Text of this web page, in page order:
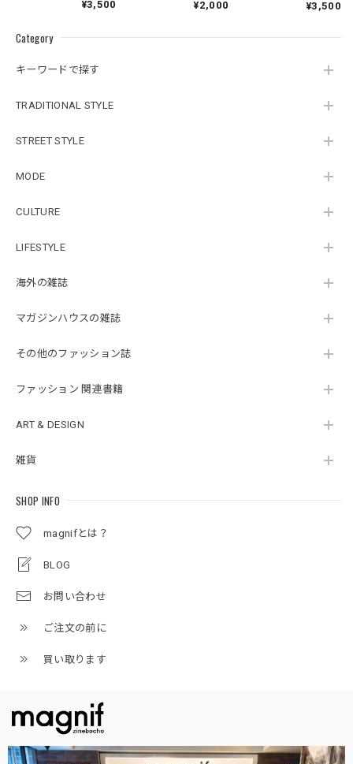
Category
キーワードで探す
TRADITIONAL STYLE
STREET STYLE
MODE
CULTURE
LIFESTYLE
海外の雑誌
マガジンハウスの雑誌
その他のファッション誌
ファッション 関連書籍
ART & DESIGN
雑貨
SHOP INFO
magnifとは？
BLOG
お問い合わせ
ご注文の前に
買い取ります
¥3,500 ¥2,000 ¥3,500